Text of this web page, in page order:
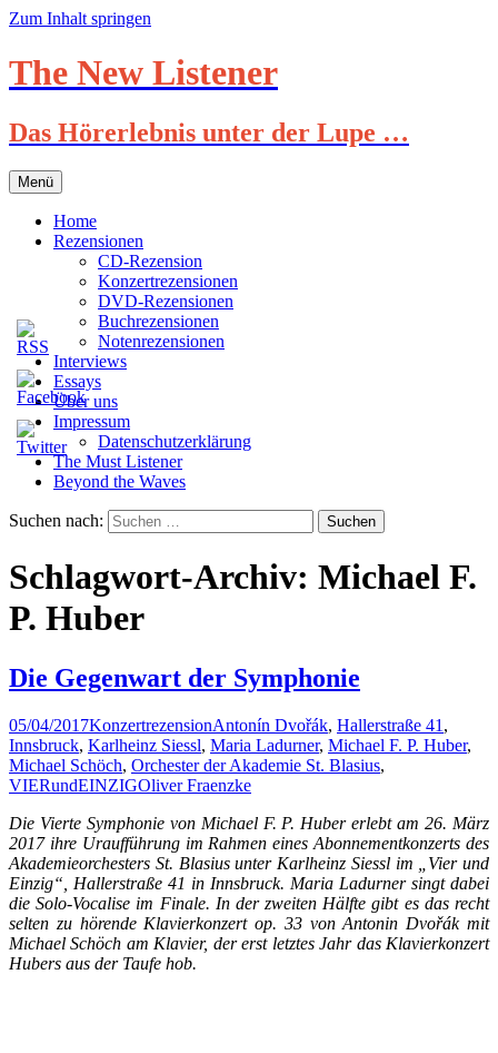
Zum Inhalt springen
The New Listener
Das Hörerlebnis unter der Lupe …
Menü
Home
Rezensionen
CD-Rezension
Konzertrezensionen
DVD-Rezensionen
Buchrezensionen
Notenrezensionen
Interviews
Essays
Über uns
Impressum
Datenschutzerklärung
The Must Listener
Beyond the Waves
Suchen nach:
Schlagwort-Archiv: Michael F.
P. Huber
Die Gegenwart der Symphonie
05/04/2017KonzertrezensionAntonín Dvořák, Hallerstraße 41 ,
Innsbruck, Karlheinz Siessl, Maria Ladurner, Michael F. P. Huber,
Michael Schöch, Orchester der Akademie St. Blasius,
VIERundEINZIGOliver Fraenzke
Die Vierte Symphonie von Michael F. P. Huber erlebt am 26. März
2017 ihre Uraufführung im Rahmen eines Abonnementkonzerts des
Akademieorchesters St. Blasius unter Karlheinz Siessl im „Vier und
Einzig“, Hallerstraße 41 in Innsbruck. Maria Ladurner singt dabei
die Solo-Vocalise im Finale. In der zweiten Hälfte gibt es das recht
selten zu hörende Klavierkonzert op. 33 von Antonin Dvořák mit
Michael Schöch am Klavier, der erst letztes Jahr das Klavierkonzert
Hubers aus der Taufe hob.